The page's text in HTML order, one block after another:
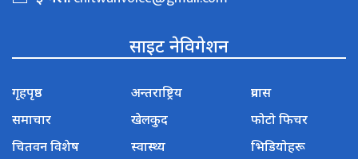
साइट नेविगेशन
गृहपृष्ठ
समाचार
चितवन विशेष
अन्तराष्ट्रिय
खेलकुद
स्वास्थ्य
प्रवास
फोटो फिचर
भिडियोहरू